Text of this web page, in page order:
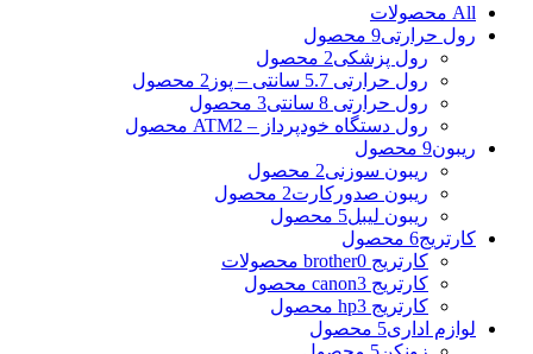
All محصولات
رول حرارتی9 محصول
رول پزشکی2 محصول
رول حرارتی 5.7 سانتی – پوز
2 محصول
رول حرارتی 8 سانتی
3 محصول
رول دستگاه خودپرداز – ATM 2 محصول
ریبون9 محصول
ریبون سوزنی2 محصول
ریبون صدورکارت2 محصول
ریبون لیبل5 محصول
کارتریج6 محصول
کارتریج brother 0 محصولات
کارتریج canon 3 محصول
کارتریج hp 3 محصول
لوازم اداری5 محصول